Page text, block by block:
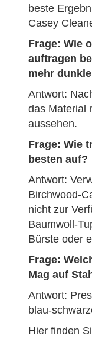
beste
Casey
Frage: Wie
auftragen
mehr
Antwort:
das Material
aussehen.
Frage: Wie
besten auf?
Antwort:
Birchwood-
nicht zur
Baumwoll-
Bürste oder
Frage:
Mag auf
Antwort:
blau-
Hier finden